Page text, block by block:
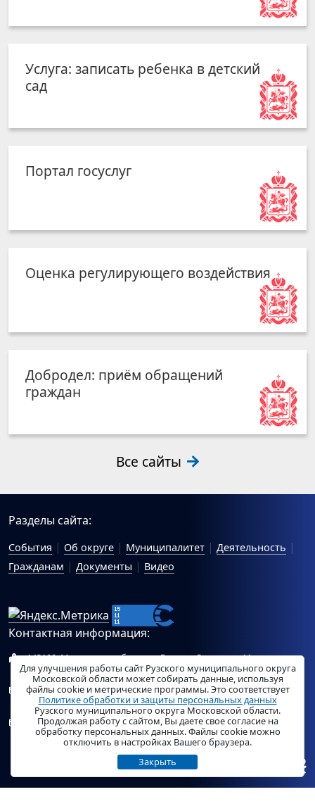
Услуга: записать ребенка в детский
сад
Портал госуслуг
Оценка регулирующего воздействия
Добродел: приём обращений
граждан
Все сайты
Разделы сайта:
События Об округе Муниципалитет
Деятельность
Гражданам
Документы Видео
Контактная информация:
143100, Московская область, г.Руза, ул.Солнцева, 11
Схема проезда
Общий отдел Администрации Рузского муниципального
округа:ruza_region_ruza@mosreg.ru.
Отдел по работе с обращениями граждан Администрации
Рузского муниципального округа:ruza_og_argo@mosreg.ru
Для улучшения работы сайт Рузского муниципального округа
Московской области может собирать данные, используя
файлы cookie и метрические программы. Это соответствует
Политике обработки и защиты персональных данных
Рузского муниципального округа Московской области.
Продолжая работу с сайтом, Вы даете свое согласие на
обработку персональных данных. Файлы cookie можно
отключить в настройках Вашего браузера.
Закрыть